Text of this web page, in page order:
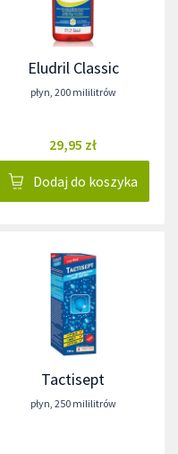
Eludril Classic
płyn 200 mililitrów
29,95 zł
Dodaj do koszyka
Tactisept
płyn 250 mililitrów